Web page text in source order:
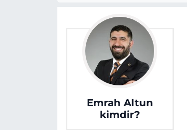
Emrah Altun
kimdir?